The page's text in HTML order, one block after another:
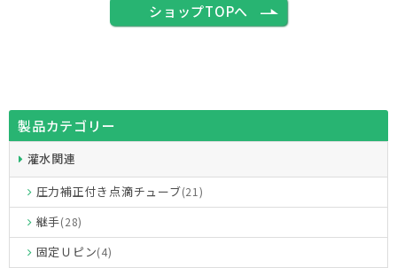
ショップTOPへ
製品カテゴリー
灌水関連
圧力補正付き点滴チューブ(21)
継手(28)
固定Ｕピン(4)